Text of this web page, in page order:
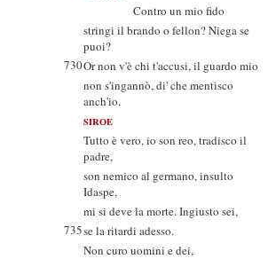
Contro un mio fido
stringi il brando o fellon? Niega se
puoi?
730Or non v'è chi t'accusi, il guardo mio
non s'ingannò, di' che mentisco
anch'io.
SIROE
Tutto è vero, io son reo, tradisco il
padre,
son nemico al germano, insulto
Idaspe,
mi si deve la morte. Ingiusto sei,
735se la ritardi adesso.
Non curo uomini e dei,